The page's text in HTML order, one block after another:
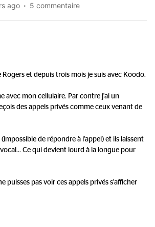
ago 5 commentaire
Rogers et depuis trois mois je suis avec Koodo.
avec mon cellulaire. Par contre j'ai un
des appels privés comme ceux venant de
de répondre à l'appel) et ils laissent
Ce qui devient lourd à la longue pour
puisses pas voir ces appels privés s'afficher